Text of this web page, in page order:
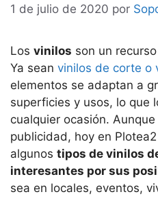
1 de julio de 2020 por
Los vinilos son un
Ya sean vinilos de corte o
elementos se adaptan a
superficies y usos, lo que
cualquier ocasión.
publicidad, hoy en
algunos tipos de vinilos
interesantes por sus
sea en locales, eventos,